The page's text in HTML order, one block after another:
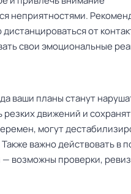
неприятностями.
от
свои эмоциональные
ваши планы станут
движений и
могут
важно действовать в
возможны проверки,